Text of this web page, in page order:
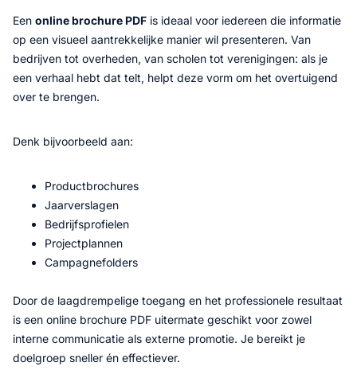
Een online brochure PDF is ideaal voor iedereen die informatie
op een visueel aantrekkelijke manier wil presenteren. Van
bedrijven tot overheden, van scholen tot verenigingen: als je
een verhaal hebt dat telt, helpt deze vorm om het overtuigend
over te brengen.
Denk bijvoorbeeld aan:
Productbrochures
Jaarverslagen
Bedrijfsprofielen
Projectplannen
Campagnefolders
Door de laagdrempelige toegang en het professionele resultaat
is een online brochure PDF uitermate geschikt voor zowel
interne communicatie als externe promotie. Je bereikt je
doelgroep sneller én effectiever.